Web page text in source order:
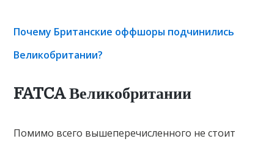
Почему Британские оффшоры подчинились
Великобритании?
FATCA Великобритании
Помимо всего вышеперечисленного не стоит